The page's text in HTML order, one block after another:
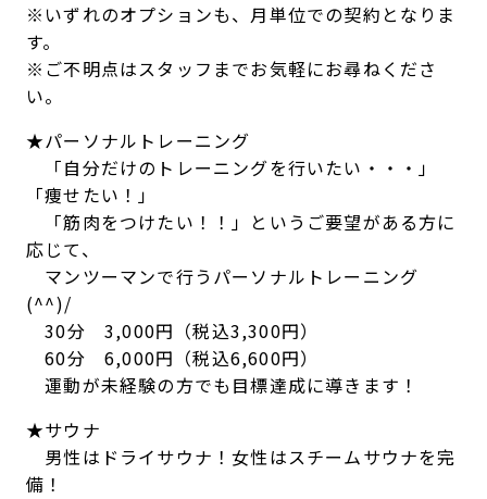
※いずれのオプションも、月単位での契約となりま
す。
※ご不明点はスタッフまでお気軽にお尋ねくださ
い。
★パーソナルトレーニング
「自分だけのトレーニングを行いたい・・・」
「痩せたい！」
「筋肉をつけたい！！」というご要望がある方に
応じて、
マンツーマンで行うパーソナルトレーニング
(^^)/
30分 3,000円（税込3,300円）
60分 6,000円（税込6,600円）
運動が未経験の方でも目標達成に導きます！
★サウナ
男性はドライサウナ！女性はスチームサウナを完
備！